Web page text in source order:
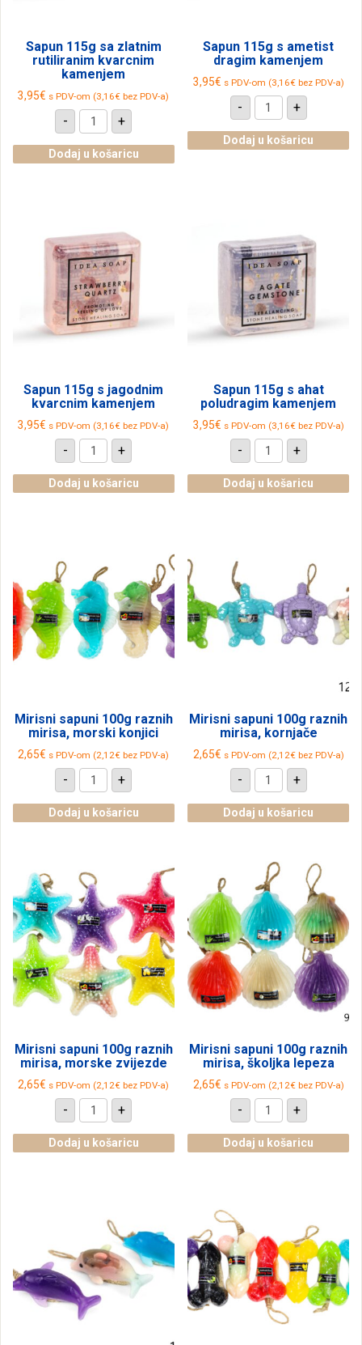
Sapun 115g sa zlatnim
rutiliranim kvarcnim
kamenjem
3,95€ s PDV-om (3,16€ bez PDV-a)
-
Sapun
115g
zlatnim
rutiliranim
+
Dodaj u košaricu
Sapun 115g s ametist
dragim kamenjem
3,95€ s PDV-om (3,16€bez PDV-a)
-
Sapun
115g
ametist
dragim
+
Dodaj u košaricu
Sapun 115g s jagodnim
kvarcnim kamenjem
3,95€ s PDV-om (3,16€ bez PDV-a)
-
Sapun
115g
jagodnim
kvarcnim
+
Dodaj u košaricu
Sapun 115g s ahat
poludragim kamenjem
3,95€ s PDV-om (3,16€bez PDV-a)
-
Sapun
115g
ahat
poludragim
+
Dodaj u košaricu
Mirisni sapuni 100g raznih
mirisa, morski konjici
2,65€ s PDV-om (2,12€ bez PDV-a)
-
Mirisni
sapuni
raznih
mirisa,
+
Dodaj u košaricu
Mirisni sapuni 100g raznih
mirisa, kornjače
2,65€ s PDV-om (2,12€bez PDV-a)
-
Mirisni
sapuni
raznih
mirisa,
+
Dodaj u košaricu
Mirisni sapuni 100g raznih
mirisa, morske zvijezde
2,65€ s PDV-om (2,12€ bez PDV-a)
-
Mirisni
sapuni
raznih
mirisa,
+
Dodaj u košaricu
Mirisni sapuni 100g raznih
mirisa, školjka lepeza
2,65€ s PDV-om (2,12€bez PDV-a)
-
Mirisni
sapuni
raznih
mirisa,
+
Dodaj u košaricu